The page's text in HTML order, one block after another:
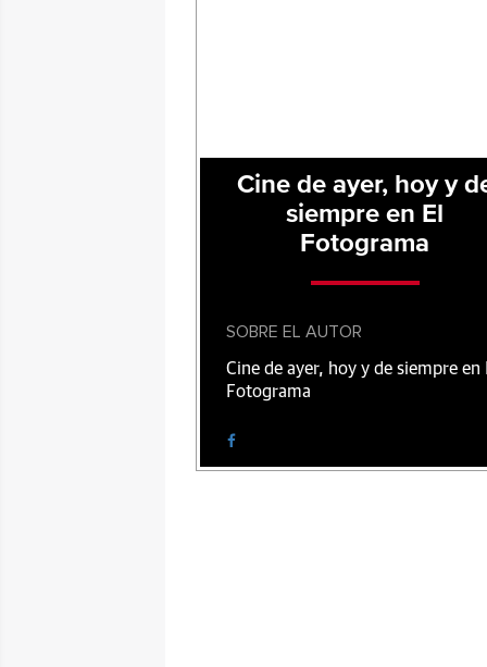
Cine de ayer, hoy y
siempre en El
Fotograma
SOBRE EL AUTOR
Cine de ayer, hoy y de siempre en
Fotograma